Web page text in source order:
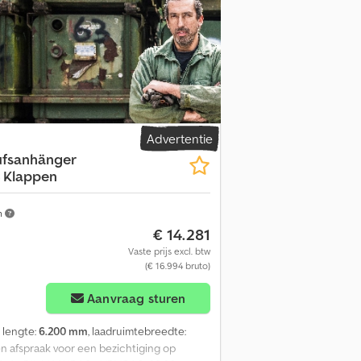
tandemchassis, lage 13'' banden,
30 mm, kleur wit, glad, zijklep
steunpoten voor en achter, 230
12V, automatisch steunwiel...
uur en van 14.00 tot 18.00 uur of 24 uur
in deze advertentie zijn
Advertentie
€ 14.281
Vaste prijs excl. btw
(€ 16.994 bruto)
Aanvraag sturen
lengte:6.200 mm, laadruimtebreedte:
afspraak voor een bezichtiging op